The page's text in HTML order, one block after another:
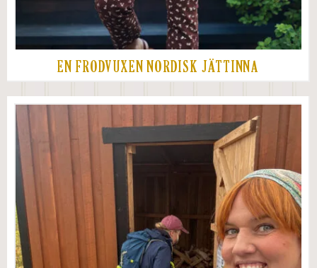
EN FRODVUXEN NORDISK JÄTTINNA